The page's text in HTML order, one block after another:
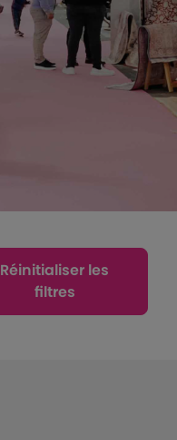
Réinitialiser les
filtres